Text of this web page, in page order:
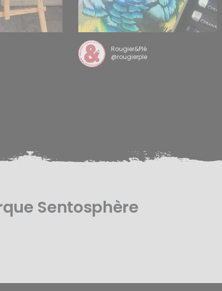
Rougier&Plé
@rougierple
Sentosphère